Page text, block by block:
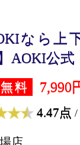
なら上
AOKI公式
料 7,990
4.47点 /
店